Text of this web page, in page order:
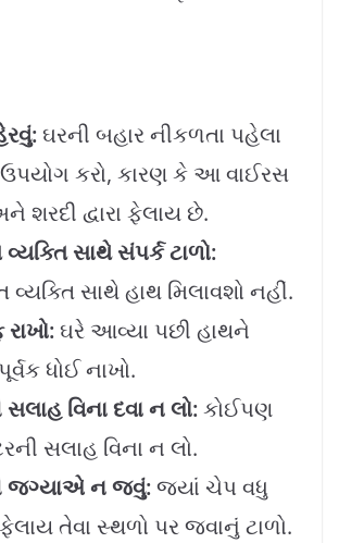
ઘરની બહાર નીકળતા પહેલા
ઉપયોગ કરો, કારણ કે આ વાઈરસ
શરદી દ્વારા ફેલાય છે.
સાથે સંપર્ક ટાળો:
સાથે હાથ મિલાવશો નહીં.
ઘરે આવ્યા પછી હાથને
ધોઈ નાખો.
સલાહ વિના દવા ન લો:કોઈપણ
સલાહ વિના ન લો.
જગ્યાએ ન જવું:જ્યાં ચેપ વધુ
તેવા સ્થળો પર જવાનું ટાળો.